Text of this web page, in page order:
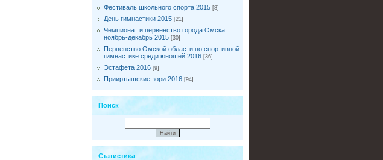
Фестиваль школьного спорта 2015 [8]
День гимнастики 2015 [21]
Чемпионат и первенство города Омска
ноябрь-декабрь 2015 [30]
Первенство Омской области по спортивной
гимнастике среди юношей 2016 [36]
Эстафета 2016 [9]
Прииртышские зори 2016 [94]
Поиск
Статистика